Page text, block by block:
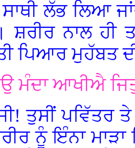
ਲੱਭ ਲਿਆ
ਸ਼ਰੀਰ ਨਾਲ ਹੀ
ਪਿਆਰ ਮੁਹੱਬਤ
ਮੰਦਾ ਆਖੀਐ
ਤੁਸੀਂ ਪਵਿੱਤਰ
ਨੂੰ ਇੰਨਾ